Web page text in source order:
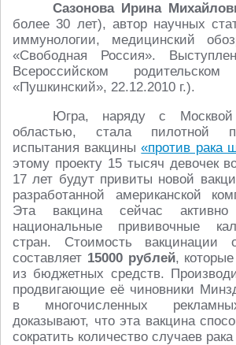
Сазонова Ирина
более 30 лет), автор научных
иммунологии, медицинский
«Свободная Россия».
Всероссийском
«Пушкинский», 22.12.2010 г.).
Югра, наряду с
областью, стала пилотной
испытания вакцины«против рака
этому проекту 15 тысяч девочек
17 лет будут привиты новой
разработанной американской
Эта вакцина сейчас
национальные прививочные
стран. Стоимость вакцинации
составляет 15000 рублей,
из бюджетных средств.
продвигающие её чиновники
в многочисленных
доказывают, что эта вакцина
сократить количество случаев